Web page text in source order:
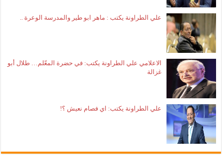
علي الطراونة يكتب : ماهر ابو طير والمدرسة الوعرة ..
الاعلامي علي الطراونة يكتب: في حضرة المعّلم… طلال أبو
غزالة
علي الطراونة يكتب: اي فصام نعيش ؟!